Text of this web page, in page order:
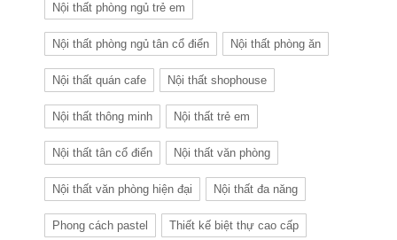
Nội thất phòng ngủ trẻ em
Nội thất phòng ngủ tân cổ điển Nội thất phòng ăn
Nội thất quán cafe Nội thất shophouse
Nội thất thông minh Nội thất trẻ em
Nội thất tân cổ điển Nội thất văn phòng
Nội thất văn phòng hiện đại Nội thất đa năng
Phong cách pastel Thiết kế biệt thự cao cấp